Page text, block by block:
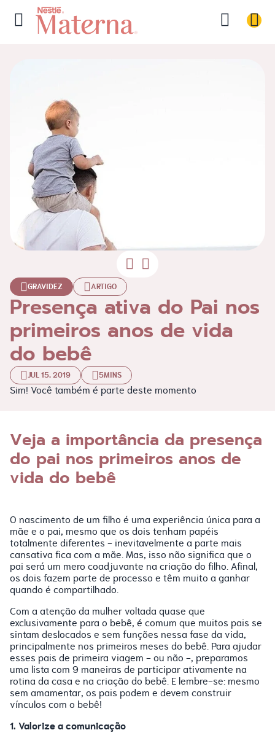
GRAVIDEZ ARTIGO
Presença ativa do Pai nos
primeiros anos de vida
do bebê
JUL 15, 2019 5MINS
Sim! Você também é parte deste momento
Veja a importância da presença
do pai nos primeiros anos de
vida do bebê
O nascimento de um filho é uma experiência única para a
mãe e o pai, mesmo que os dois tenham papéis
totalmente diferentes - inevitavelmente a parte mais
cansativa fica com a mãe. Mas, isso não significa que o
pai será um mero coadjuvante na criação do filho. Afinal,
os dois fazem parte de processo e têm muito a ganhar
quando é compartilhado.
Com a atenção da mulher voltada quase que
exclusivamente para o bebê, é comum que muitos pais se
sintam deslocados e sem funções nessa fase da vida,
principalmente nos primeiros meses do bebê. Para ajudar
esses pais de primeira viagem - ou não -, preparamos
uma lista com 9 maneiras de participar ativamente na
rotina da casa e na criação do bebê. E lembre-se: mesmo
sem amamentar, os pais podem e devem construir
vínculos com o bebê!
1. Valorize a comunicação